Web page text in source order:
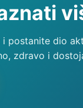
i postanite dio
zdravo i